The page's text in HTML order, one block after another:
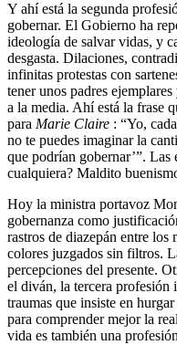
Y ahí está la segunda
gobernar. El Gobierno ha
ideología de salvar vidas, y
desgasta. Dilaciones,
infinitas protestas con
tener unos padres
a la media. Ahí está la frase
para Marie Claire : “Yo,
no te puedes imaginar la
que podrían gobernar’”.
cualquiera? Maldito
Hoy la ministra portavoz
gobernanza como
rastros de diazepán entre los
colores juzgados sin filtros.
percepciones del presente.
el diván, la tercera profesión
traumas que insiste en
para comprender mejor la
vida es también una